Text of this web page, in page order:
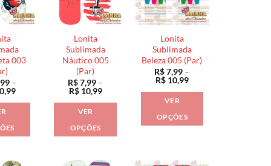
003
–
Faixa
Lonita
Sublimada
Náutico 005
(Par)
R$7,99 –
R$10,99Faixa
VER
OPÇÕES
Lonita
Sublimada
Beleza 005 (Par)
R$7,99 –
R$10,99Faixa
VER
OPÇÕES
tem